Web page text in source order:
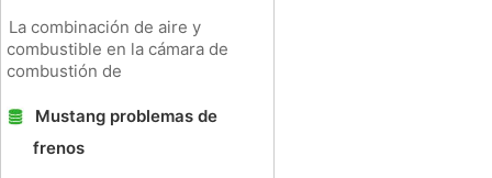
La combinación de aire y
combustible en la cámara de
combustión de
Mustang problemas de
frenos